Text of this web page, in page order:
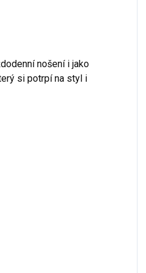
nošení i jako
si potrpí na styl i